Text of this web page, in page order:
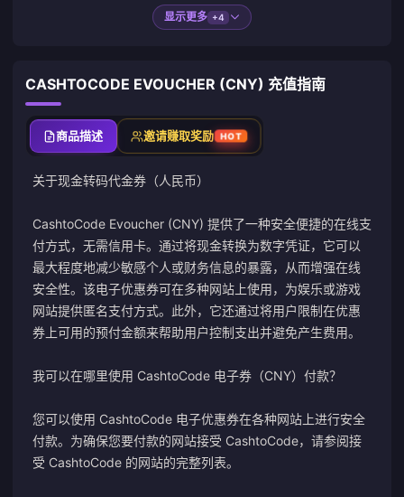
显示更多 +4
CASHTOCODE EVOUCHER (CNY) 充值指南
商品描述 邀请赚取奖励 HOT
关于现金转码代金券（人民币）
CashtoCode Evoucher (CNY) 提供了一种安全便捷的在线支
付方式，无需信用卡。通过将现金转换为数字凭证，它可以
最大程度地减少敏感个人或财务信息的暴露，从而增强在线
安全性。该电子优惠券可在多种网站上使用，为娱乐或游戏
网站提供匿名支付方式。此外，它还通过将用户限制在优惠
券上可用的预付金额来帮助用户控制支出并避免产生费用。
我可以在哪里使用 CashtoCode 电子券（CNY）付款？
您可以使用 CashtoCode 电子优惠券在各种网站上进行安全
付款。为确保您要付款的网站接受 CashtoCode，请参阅接
受 CashtoCode 的网站的完整列表。